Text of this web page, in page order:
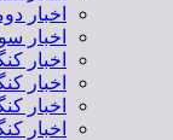
اخبار
اخبار
اخبار
اخبار
اخبار
اخبار